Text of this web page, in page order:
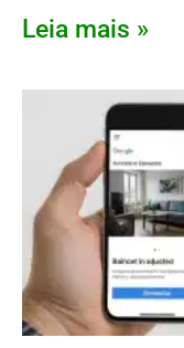
Leia mais »